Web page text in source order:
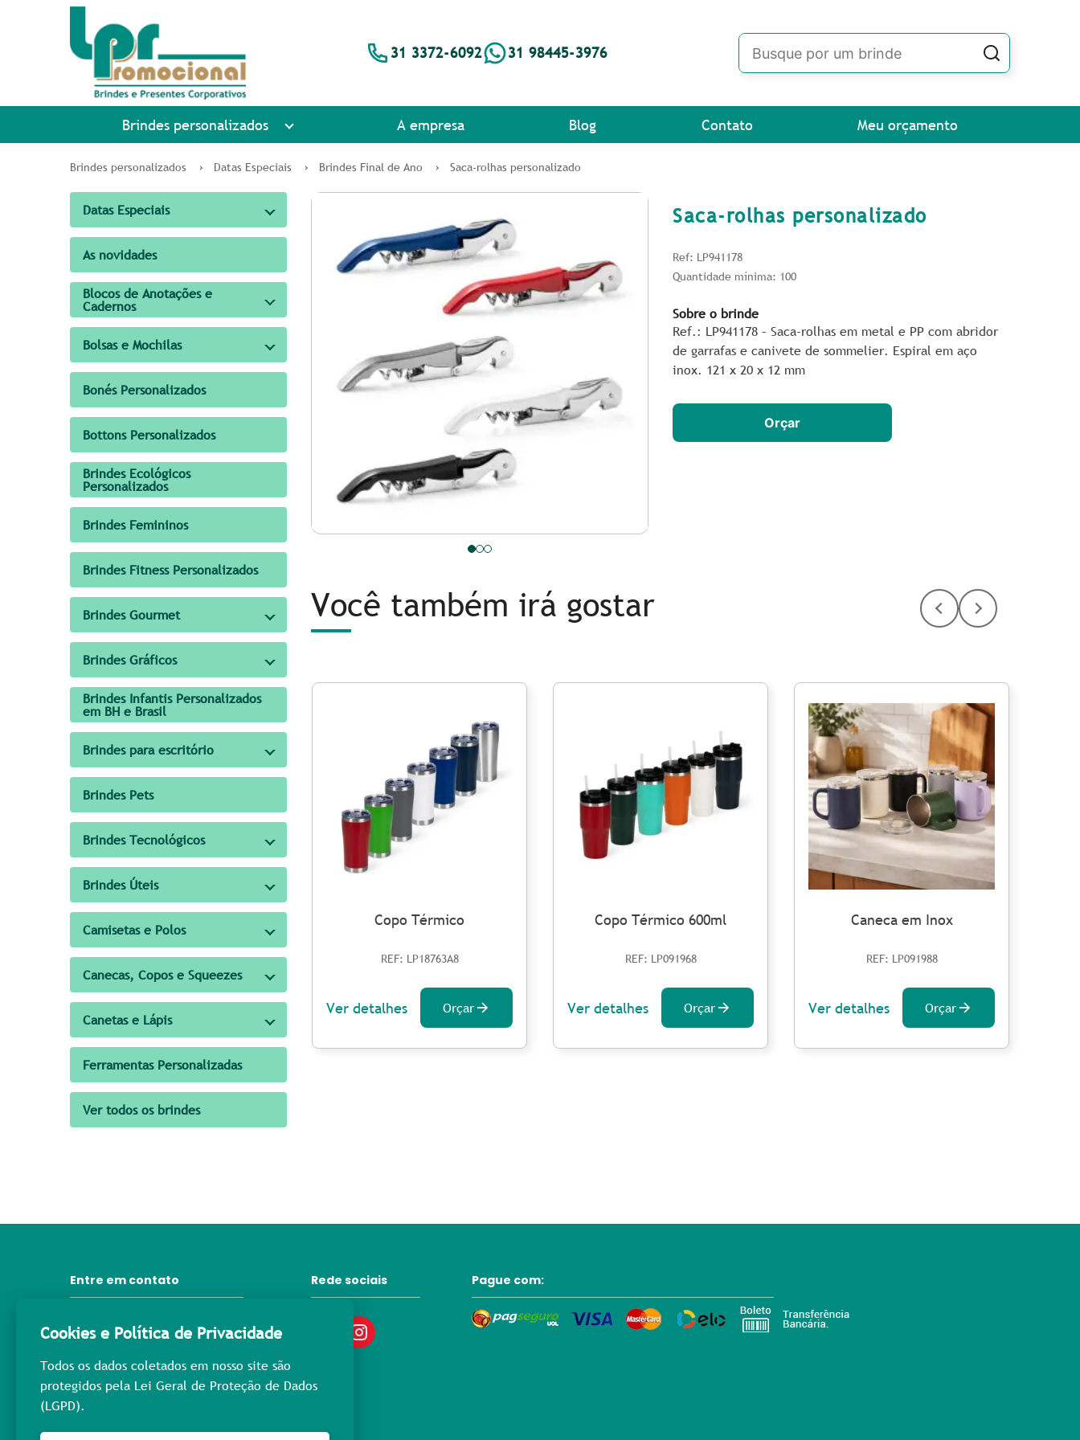
31 3372-6092 31 98445-3976
Brindes personalizados A empresa Blog Contato Meu orçamento
Brindes personalizados Datas Especiais Brindes Final de Ano Saca-rolhas personalizado
Datas Especiais
As novidades
Blocos de Anotações e
Cadernos
Bolsas e Mochilas
Bonés Personalizados
Bottons Personalizados
Brindes Ecológicos
Personalizados
Brindes Femininos
Brindes Fitness Personalizados
Brindes Gourmet
Brindes Gráficos
Brindes Infantis Personalizados
em BH e Brasil
Brindes para escritório
Brindes Pets
Brindes Tecnológicos
Brindes Úteis
Camisetas e Polos
Canecas, Copos e Squeezes
Canetas e Lápis
Ferramentas Personalizadas
Ver todos os brindes
Saca-rolhas personalizado
Ref: LP941178
Quantidade mínima: 100
Sobre o brinde
Ref.: LP941178 – Saca-rolhas em metal e PP com abridor
de garrafas e canivete de sommelier. Espiral em aço
inox. 121 x 20 x 12 mm
Orçar
Você também irá gostar
Copo Térmico
REF: LP18763A8
Ver detalhes Orçar
Copo Térmico 600ml
REF: LP091968
Ver detalhes Orçar
Caneca em Inox
REF: LP091988
Ver detalhes Orçar
Entre em contato
31 3372-6092
31 98445-3976
Rede sociais Pague com:
Cookies e Política de Privacidade
Todos os dados coletados em nosso site são
protegidos pela Lei Geral de Proteção de Dados
(LGPD).